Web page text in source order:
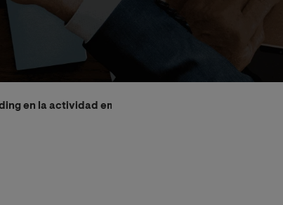
en la actividad empresarial internacional"